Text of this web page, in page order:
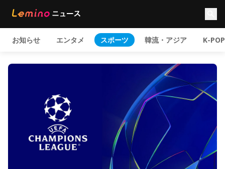
お知らせ エンタメ スポーツ 韓流・アジア K-POP